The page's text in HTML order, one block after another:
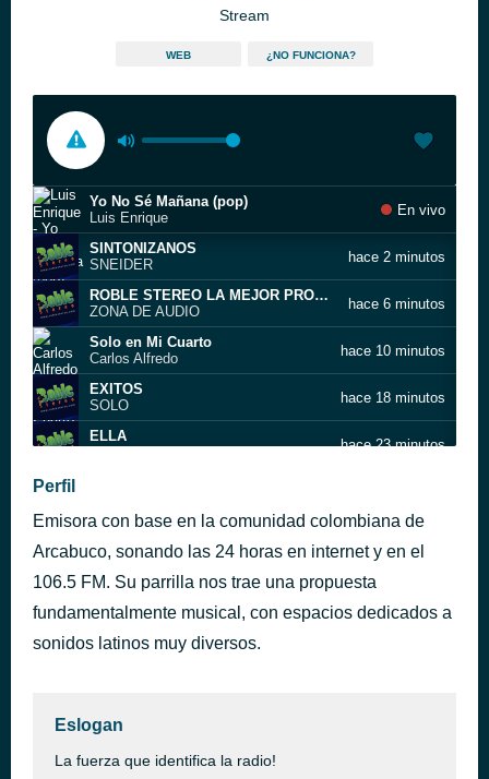
Stream
WEB ¿NO FUNCIONA?
Yo No Sé Mañana (pop)
Luis Enrique
En vivo
SINTONIZANOS
SNEIDER
hace 2 minutos
ROBLE STEREO LA MEJOR PROGRAMACION CROSSOVER
ZONA DE AUDIO
hace 6 minutos
Solo en Mi Cuarto
Carlos Alfredo
hace 10 minutos
EXITOS
SOLO
hace 18 minutos
ELLA
hace 23 minutos
KILLER RAP - PICALE PICALE
OTROS ARTISTAS DEL MERENGUE
Colegiala Te Quiero
Pablo Atuesta
hace 38 minutos
ROBLE STEREO LA MEJOR PROGRAMACION CROSSOVER
ZONA DE AUDIO
Perfil
Emisora con base en la comunidad colombiana de
Arcabuco, sonando las 24 horas en internet y en el
106.5 FM. Su parrilla nos trae una propuesta
fundamentalmente musical, con espacios dedicados a
sonidos latinos muy diversos.
Eslogan
La fuerza que identifica la radio!